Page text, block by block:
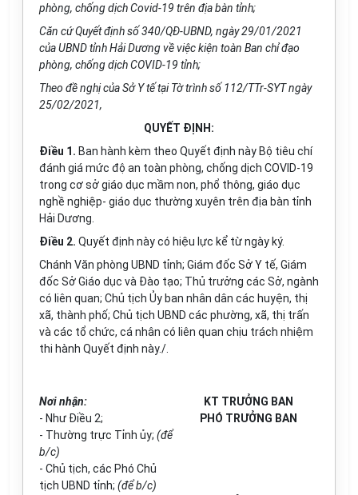
phòng, chống dịch Covid-19 trên địa bàn tỉnh;
Căn cứ Quyết định số 340/QĐ-UBND, ngày 29/01/2021
của UBND tỉnh Hải Dương về việc kiện toàn Ban chỉ đạo
phòng, chống dịch COVID-19 tỉnh;
Theo đề nghị của Sở Y tế tại Tờ trình số 112/TTr-SYT ngày
25/02/2021,
QUYẾT ĐỊNH:
Điều 1. Ban hành kèm theo Quyết định này Bộ tiêu chí
đánh giá mức độ an toàn phòng, chống dịch COVID-19
trong cơ sở giáo dục mầm non, phổ thông, giáo dục
nghề nghiệp- giáo dục thường xuyên trên địa bàn tỉnh
Hải Dương.
Điều 2. Quyết định này có hiệu lực kể từ ngày ký.
Chánh Văn phòng UBND tỉnh; Giám đốc Sở Y tế, Giám
đốc Sở Giáo dục và Đào tạo; Thủ trưởng các Sở, ngành
có liên quan; Chủ tịch Ủy ban nhân dân các huyện, thị
xã, thành phố; Chủ tịch UBND các phường, xã, thị trấn
và các tổ chức, cá nhân có liên quan chịu trách nhiệm
thi hành Quyết định này./.
Nơi nhận:
- Như Điều 2;
- Thường trực Tỉnh ủy; (để
b/c)
- Chủ tịch, các Phó Chủ
tịch UBND tỉnh; (để b/c)
KT TRƯỞNG BAN
PHÓ TRƯỞNG BAN